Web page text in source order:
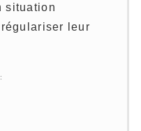
situation
leur